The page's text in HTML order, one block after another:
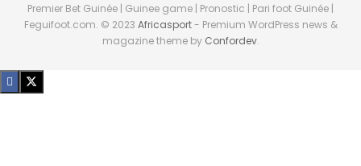
Premier Bet Guinée | Guinee game | Pronostic | Pari foot Guinée |
Feguifoot.com. © 2023 Africasport- Premium WordPress news &
magazine theme by Confordev.